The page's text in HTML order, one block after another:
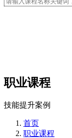
职业课程
技能提升案例
首页
职业课程